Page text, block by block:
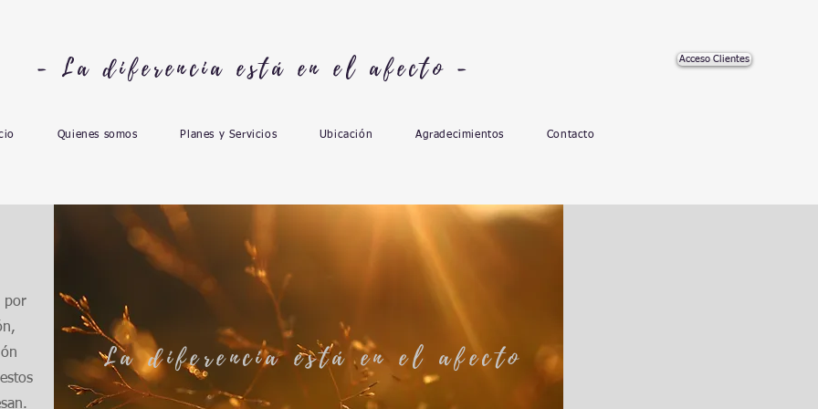
- La diferencia está en el afecto -
Quienes somos Planes y Servicios Ubicación Agradecimientos Contacto
Acceso Clientes
por
La diferencia está en el afecto